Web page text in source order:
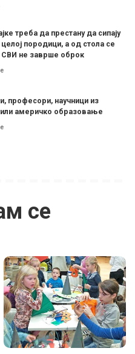
треба да престану да сипају
породици, а од стола се
не заврше оброк
професори, научници из
америчко образовање
се